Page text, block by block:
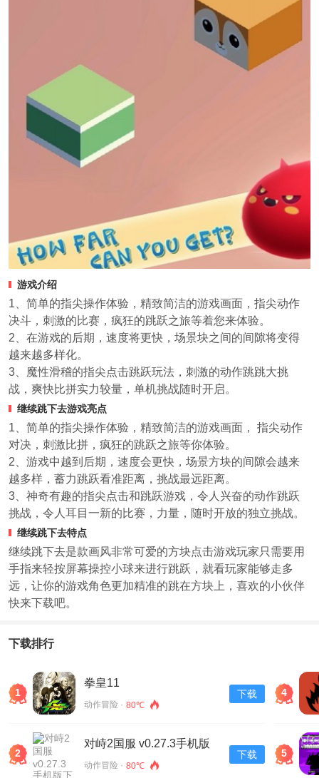
游戏介绍
1、简单的指尖操作体验，精致简洁的游戏画面，指尖动作
决斗，刺激的比赛，疯狂的跳跃之旅等着您来体验。
2、在游戏的后期，速度将更快，场景块之间的间隙将变得
越来越多样化。
3、魔性滑稽的指尖点击跳跃玩法，刺激的动作跳跳大挑
战，爽快比拼实力较量，单机挑战随时开启。
继续跳下去游戏亮点
1、简单的指尖操作体验，精致简洁的游戏画面， 指尖动作
对决，刺激比拼，疯狂的跳跃之旅等你体验。
2、游戏中越到后期，速度会更快，场景方块的间隙会越来
越多样，蓄力跳跃看准距离，挑战最远距离。
3、神奇有趣的指尖点击和跳跃游戏，令人兴奋的动作跳跃
挑战，令人耳目一新的比赛，力量，随时开放的独立挑战。
继续跳下去特点
继续跳下去是款画风非常可爱的方块点击游戏玩家只需要用
手指来轻按屏幕操控小球来进行跳跃，就看玩家能够走多
远，让你的游戏角色更加精准的跳在方块上，喜欢的小伙伴
快来下载吧。
下载排行
1
拳皇11
动作冒险 · 80℃
下载
2
对峙2国服 v0.27.3手机版
动作冒险 · 80℃
下载
4
5